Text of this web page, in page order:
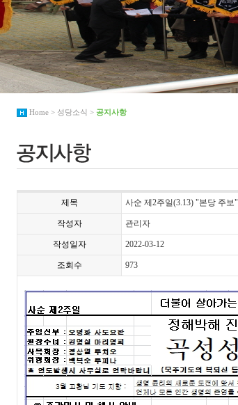
Home > 성당소식 > 공지사항
제목 사순 제2주일(3.13) "본당 주보"
작성자 관리자
작성일자 2022-03-12
조회수 973